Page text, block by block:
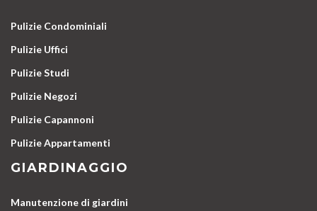
Pulizie Condominiali
Pulizie Uffici
Pulizie Studi
Pulizie Negozi
Pulizie Capannoni
Pulizie Appartamenti
GIARDINAGGIO
Manutenzione di giardini